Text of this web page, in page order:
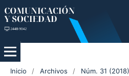
Inicio / Archivos / Núm. 31